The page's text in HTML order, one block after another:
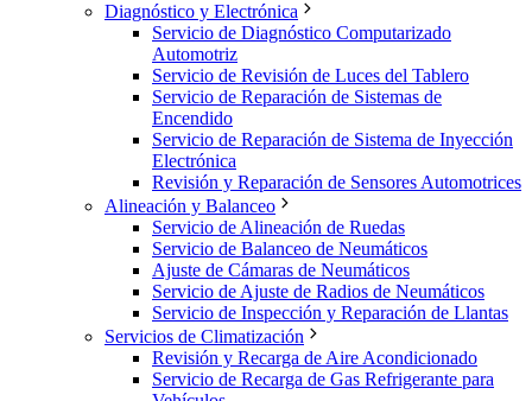
Diagnóstico y Electrónica
Servicio de Diagnóstico Computarizado
Automotriz
Servicio de Revisión de Luces del Tablero
Servicio de Reparación de Sistemas de
Encendido
Servicio de Reparación de Sistema de Inyección
Electrónica
Revisión y Reparación de Sensores Automotrices
Alineación y Balanceo
Servicio de Alineación de Ruedas
Servicio de Balanceo de Neumáticos
Ajuste de Cámaras de Neumáticos
Servicio de Ajuste de Radios de Neumáticos
Servicio de Inspección y Reparación de Llantas
Servicios de Climatización
Revisión y Recarga de Aire Acondicionado
Servicio de Recarga de Gas Refrigerante para